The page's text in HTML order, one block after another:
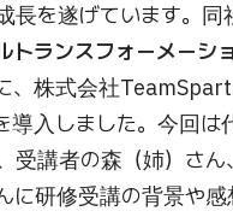
長を遂げています。同
トランスフォーメーシ
、株式会社
導入しました。今回は
受講者の森（姉）さん
に研修受講の背景や